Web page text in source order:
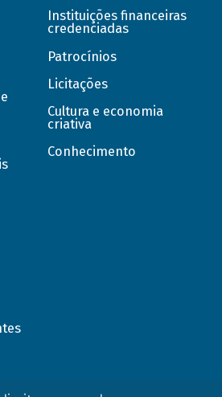
Instituições financeiras
credenciadas
Patrocínios
Licitações
Cultura e economia
criativa
Conhecimento